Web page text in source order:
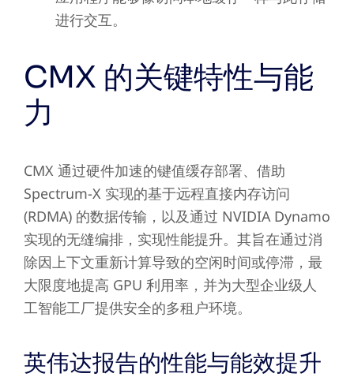
进行交互。
CMX 的关键特性与能
力
CMX 通过硬件加速的键值缓存部署、借助
Spectrum-X 实现的基于远程直接内存访问
(RDMA) 的数据传输，以及通过 NVIDIA Dynamo
实现的无缝编排，实现性能提升。其旨在通过消
除因上下文重新计算导致的空闲时间或停滞，最
大限度地提高 GPU 利用率，并为大型企业级人
工智能工厂提供安全的多租户环境。
英伟达报告的性能与能效提升